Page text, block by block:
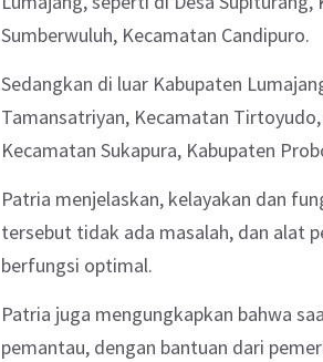
Sumberwuluh, Kecamatan Candipuro.
Sedangkan di luar Kabupaten
Tamansatriyan, Kecamatan
Kecamatan Sukapura, Kabupaten
Patria menjelaskan, kelayakan dan
tersebut tidak ada masalah, dan alat
berfungsi optimal.
Patria juga mengungkapkan bahwa
pemantau, dengan bantuan dari